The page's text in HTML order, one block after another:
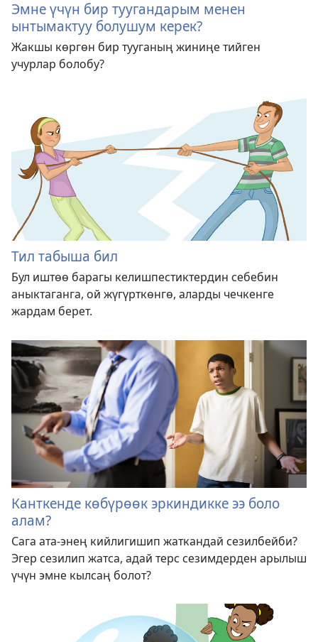
Эмне үчүн бир туугандарым менен
ынтымактуу болушум керек?
Жакшы көргөн бир тууганың жиниңе тийген
учурлар болобу?
Тил табыша бил
Бул иштөө барагы келишпестиктердин себебин
аныктаганга, ой жүгүрткөнгө, аларды чечкенге
жардам берет.
Канткенде көбүрөөк эркиндикке ээ боло
алам?
Сага ата-энең кийлигишип жаткандай сезилбейби?
Эгер сезилип жатса, адай терс сезимдерден арылыш
үчүн эмне кылсаң болот?